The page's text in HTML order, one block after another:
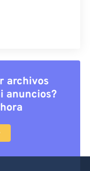
archivos
anuncios?